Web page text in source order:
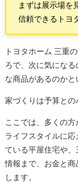
まずは展示場を
信頼できるトヨ
トヨタホーム 三重
ろで、次に気にな
な商品があるのかと
家づくりは予算との
ここでは、多くの
ライフスタイルに
ている平屋住宅や
情報まで、お金と
します。